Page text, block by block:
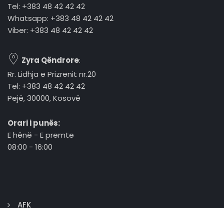
Tel: +383 48 42 42 42
Whatsapp: +383 48 42 42 42
Viber: +383 48 42 42 42
Zyra Qëndrore:
Rr. Lidhja e Prizrenit nr.20
Tel: +383 48 42 42 42
Pejë, 30000, Kosovë
Orari i punës:
E hënë - E premte
08:00 - 16:00
AFK